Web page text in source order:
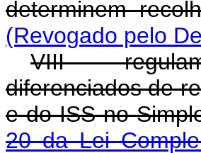
determinem
(Revogado pelo
VIII -
diferenciados de
e do ISS no
20 da Lei